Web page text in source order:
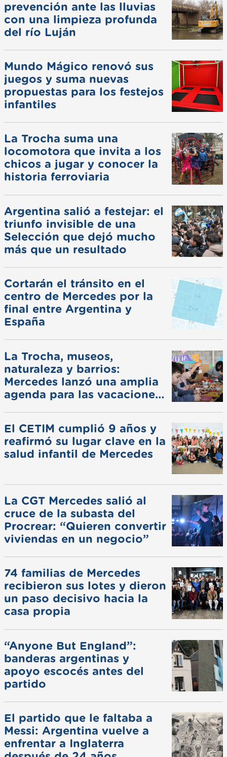
prevención ante las lluvias
con una limpieza profunda
del río Luján
Mundo Mágico renovó sus
juegos y suma nuevas
propuestas para los festejos
infantiles
La Trocha suma una
locomotora que invita a los
chicos a jugar y conocer la
historia ferroviaria
Argentina salió a festejar: el
triunfo invisible de una
Selección que dejó mucho
más que un resultado
Cortarán el tránsito en el
centro de Mercedes por la
final entre Argentina y
España
La Trocha, museos,
naturaleza y barrios:
Mercedes lanzó una amplia
agenda para las vacaciones
El CETIM cumplió 9 años y
reafirmó su lugar clave en la
salud infantil de Mercedes
La CGT Mercedes salió al
cruce de la subasta del
Procrear: “Quieren convertir
viviendas en un negocio”
74 familias de Mercedes
recibieron sus lotes y dieron
un paso decisivo hacia la
casa propia
“Anyone But England”:
banderas argentinas y
apoyo escocés antes del
partido
El partido que le faltaba a
Messi: Argentina vuelve a
enfrentar a Inglaterra